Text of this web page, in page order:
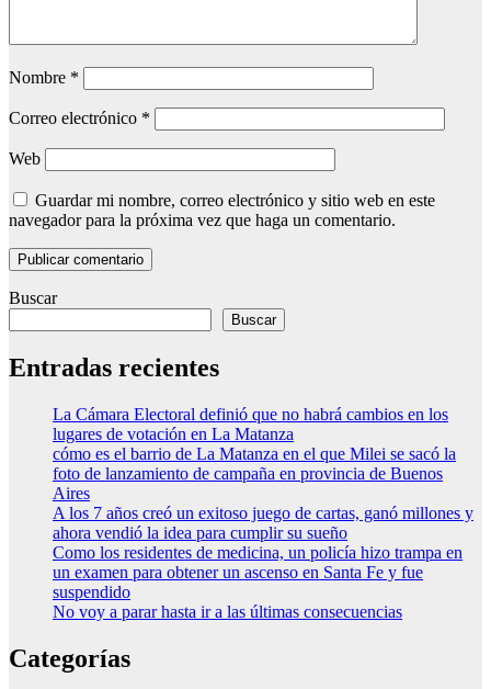
Nombre *
Correo electrónico *
Web
Guardar mi nombre, correo electrónico y sitio web en este
navegador para la próxima vez que haga un comentario.
Buscar
Buscar
Entradas recientes
La Cámara Electoral definió que no habrá cambios en los
lugares de votación en La Matanza
cómo es el barrio de La Matanza en el que Milei se sacó la
foto de lanzamiento de campaña en provincia de Buenos
Aires
A los 7 años creó un exitoso juego de cartas, ganó millones y
ahora vendió la idea para cumplir su sueño
Como los residentes de medicina, un policía hizo trampa en
un examen para obtener un ascenso en Santa Fe y fue
suspendido
No voy a parar hasta ir a las últimas consecuencias
Categorías